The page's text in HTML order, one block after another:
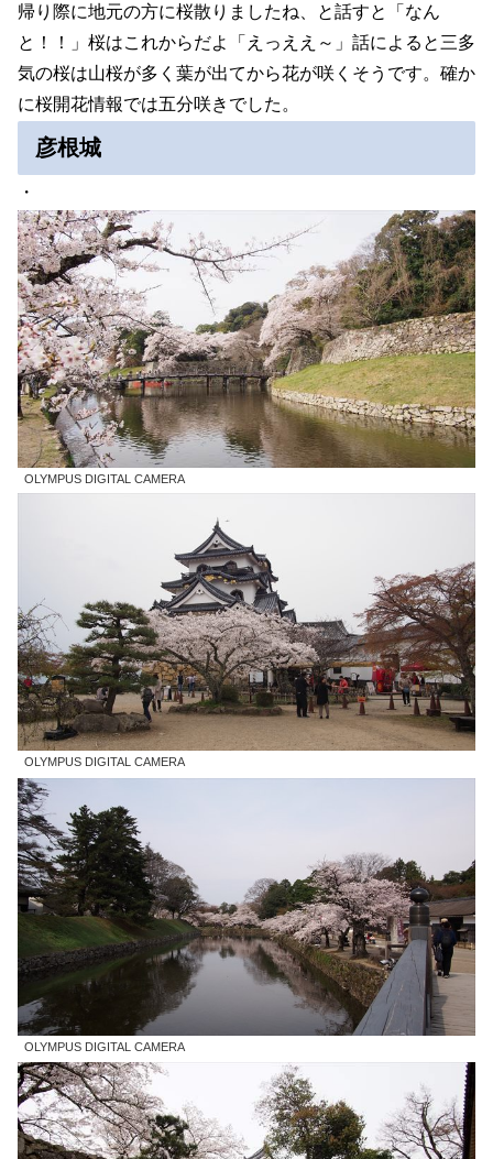
帰り際に地元の方に桜散りましたね、と話すと「なん
と！！」桜はこれからだよ「えっええ～」話によると三多
気の桜は山桜が多く葉が出てから花が咲くそうです。確か
に桜開花情報では五分咲きでした。
彦根城
・
OLYMPUS DIGITAL CAMERA
OLYMPUS DIGITAL CAMERA
OLYMPUS DIGITAL CAMERA